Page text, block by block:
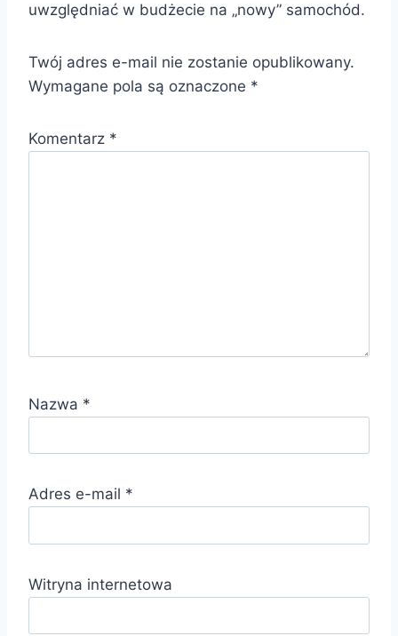
uwzględniać w budżecie na „nowy” samochód.
Twój adres e-mail nie zostanie opublikowany.
Wymagane pola są oznaczone *
Komentarz *
Nazwa *
Adres e-mail *
Witryna internetowa